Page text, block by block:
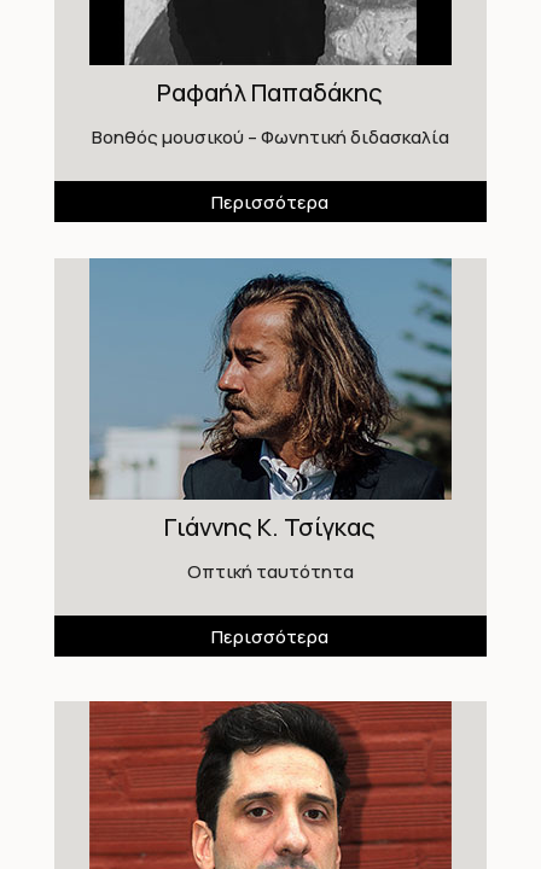
Ραφαήλ Παπαδάκης
Βοηθός μουσικού – Φωνητική διδασκαλία
Περισσότερα
Γιάννης Κ. Τσίγκας
Οπτική ταυτότητα
Περισσότερα